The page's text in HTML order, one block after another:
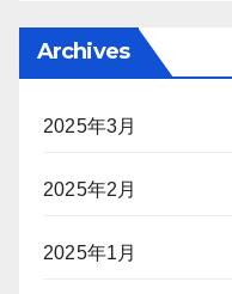
Archives
2025年3月
2025年2月
2025年1月